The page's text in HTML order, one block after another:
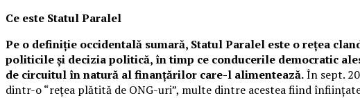
Ce este Statul Paralel
Pe o definiție occidentală sumară, Statul Paralel este o rețea
politicile și decizia politică, în timp ce conducerile democratic
de circuitul în natură al finanțărilor care-l alimentează.În sept.
dintr-o “rețea plătită de ONG-uri”, multe dintre acestea fiind înființate